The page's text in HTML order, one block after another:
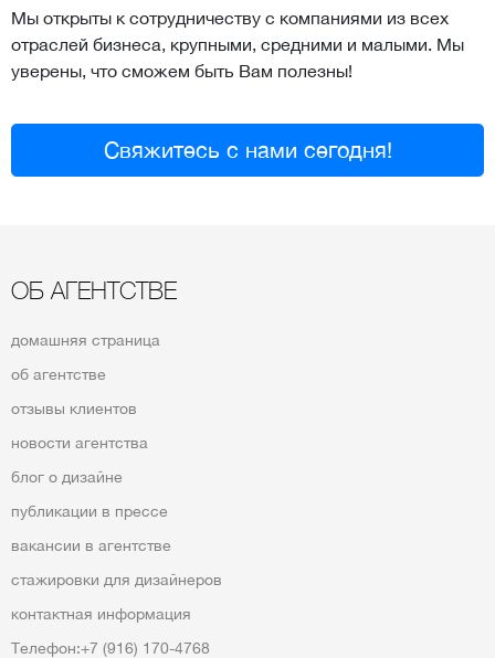
Мы открыты к сотрудничеству с компаниями из всех
отраслей бизнеса, крупными, средними и малыми. Мы
уверены, что сможем быть Вам полезны!
Свяжитесь с нами сегодня!
ОБ АГЕНТСТВЕ
домашняя страница
об агентстве
отзывы клиентов
новости агентства
блог о дизайне
публикации в прессе
вакансии в агентстве
стажировки для дизайнеров
контактная информация
Телефон:+7 (916) 170-4768